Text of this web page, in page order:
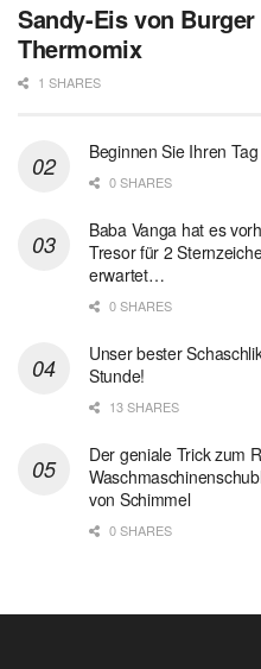
Sandy-Eis von
Thermomix
1 SHARES
Beginnen Sie Ihren
0 SHARES
Baba Vanga hat es
Tresor für 2
erwartet…
0 SHARES
Unser bester
Stunde!
13 SHARES
Der geniale Trick zum
von Schimmel
0 SHARES